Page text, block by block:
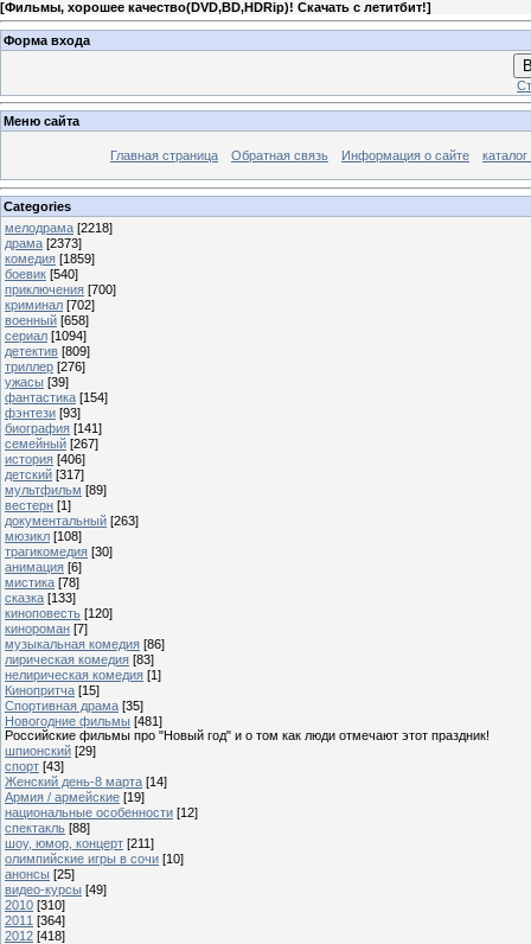
[Фильмы, хорошее качество(DVD,BD,HDRip)! Скачать с летитбит!]
Форма входа
Меню сайта
Главная страница Обратная связь Информация о сайте
Categories
мелодрама [2218]
драма [2373]
комедия [1859]
боевик [540]
приключения [700]
криминал [702]
военный [658]
сериал [1094]
детектив [809]
триллер [276]
ужасы [39]
фантастика [154]
фэнтези [93]
биография [141]
семейный [267]
история [406]
детский [317]
мультфильм [89]
вестерн [1]
документальный [263]
мюзикл [108]
трагикомедия [30]
анимация [6]
мистика [78]
сказка [133]
киноповесть [120]
кинороман [7]
музыкальная комедия [86]
лирическая комедия [83]
нелирическая комедия [1]
Кинопритча [15]
Спортивная драма [35]
Новогодние фильмы [481]
Российские фильмы про "Новый год" и о том как люди отмечают этот праздник!
шпионский [29]
спорт [43]
Женский день-8 марта [14]
Армия / армейские [19]
национальные особенности [12]
спектакль [88]
шоу, юмор, концерт [211]
олимпийские игры в сочи [10]
анонсы [25]
видео-курсы [49]
2010 [310]
2011 [364]
2012 [418]